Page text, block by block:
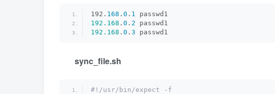
192. 168 . 0 . 1 passwd1
192.168 . 0 . 2 passwd1
192.168 . 0 . 3 passwd1
sync_file.sh
#!/usr/bin/expect -f